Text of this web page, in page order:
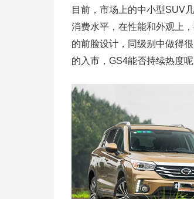
目前，市场上的中小型SUV
消费水平，在性能和外观上
的前脸设计，同级别中做得
的入市，GS4能否持续热度呢